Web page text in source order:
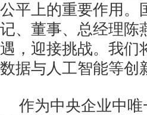
公平上的重要作用。
记、董事、总经理陈
遇，迎接挑战。我们
数据与人工智能等创
作为中央企业中